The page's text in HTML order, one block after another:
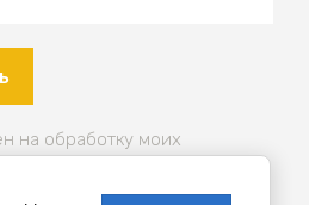
на обработку моих
данных в соответствии с